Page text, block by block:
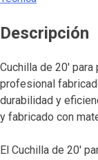
Descripción
Cuchilla de 20′
profesional
durabilidad y
y fabricado con
El Cuchilla de 20′